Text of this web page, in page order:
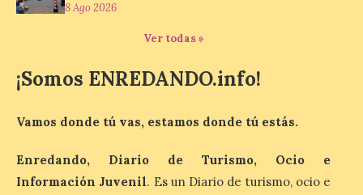
MADO Madrid Orgullo
principales motores
Madrid
8 Ago 2026
Ver todas »
¡Somos ENREDANDO.info!
Vamos donde tú vas, estamos donde tú estás.
Enredando, Diario de Turismo, Ocio e
Información Juvenil. Es un Diario de turismo, ocio e